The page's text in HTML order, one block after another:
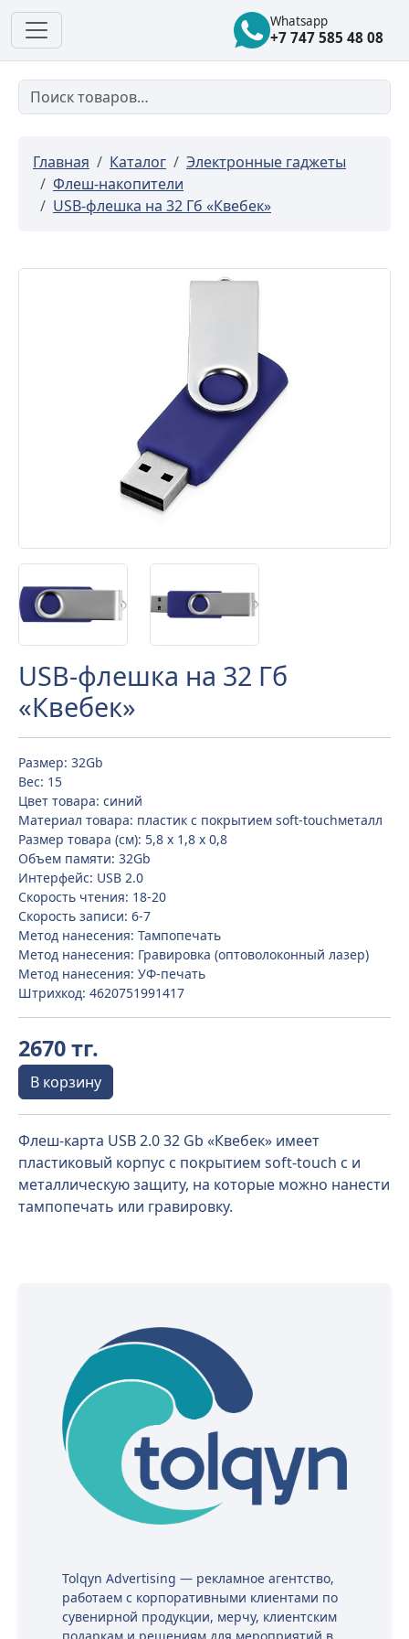
Whatsapp
+7 747 585 48 08
Главная Каталог
Электронные гаджеты
Флеш-накопители
USB-флешка на 32 Гб «Квебек»
USB-флешка на 32 Гб
«Квебек»
Размер: 32Gb
Вес: 15
Цвет товара: синий
Материал товара: пластик с покрытием soft-touchметалл
Размер товара (см): 5,8 х 1,8 х 0,8
Объем памяти: 32Gb
Интерфейс: USB 2.0
Скорость чтения: 18-20
Скорость записи: 6-7
Метод нанесения: Тампопечать
Метод нанесения: Гравировка (оптоволоконный лазер)
Метод нанесения: УФ-печать
Штрихкод: 4620751991417
2670 тг.
В корзину
Флеш-карта USB 2.0 32 Gb «Квебек» имеет
пластиковый корпус с покрытием soft-touch с и
металлическую защиту, на которые можно нанести
тампопечать или гравировку.
Tolqyn Advertising — рекламное агентство,
работаем с корпоративными клиентами по
сувенирной продукции, мерчу, клиентским